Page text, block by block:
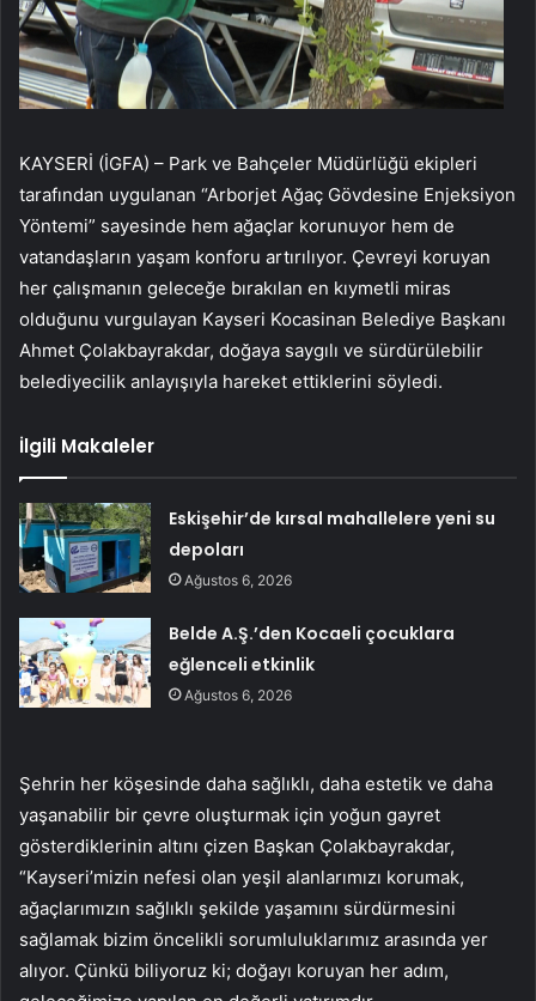
KAYSERİ (İGFA) – Park ve Bahçeler Müdürlüğü ekipleri
tarafından uygulanan “Arborjet Ağaç Gövdesine Enjeksiyon
Yöntemi” sayesinde hem ağaçlar korunuyor hem de
vatandaşların yaşam konforu artırılıyor. Çevreyi koruyan
her çalışmanın geleceğe bırakılan en kıymetli miras
olduğunu vurgulayan Kayseri Kocasinan Belediye Başkanı
Ahmet Çolakbayrakdar, doğaya saygılı ve sürdürülebilir
belediyecilik anlayışıyla hareket ettiklerini söyledi.
İlgili Makaleler
Eskişehir’de kırsal mahallelere yeni su
depoları
Ağustos 6, 2026
Belde A.Ş.’den Kocaeli çocuklara
eğlenceli etkinlik
Ağustos 6, 2026
Şehrin her köşesinde daha sağlıklı, daha estetik ve daha
yaşanabilir bir çevre oluşturmak için yoğun gayret
gösterdiklerinin altını çizen Başkan Çolakbayrakdar,
“Kayseri’mizin nefesi olan yeşil alanlarımızı korumak,
ağaçlarımızın sağlıklı şekilde yaşamını sürdürmesini
sağlamak bizim öncelikli sorumluluklarımız arasında yer
alıyor. Çünkü biliyoruz ki; doğayı koruyan her adım,